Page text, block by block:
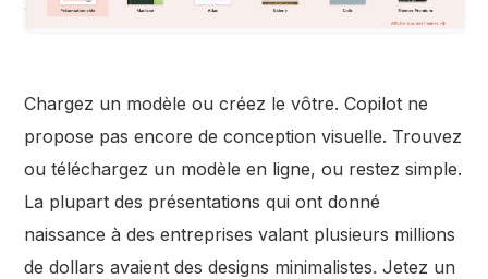
Chargez un modèle ou créez le vôtre. Copilot ne
propose pas encore de conception visuelle. Trouvez
ou téléchargez un modèle en ligne, ou restez simple.
La plupart des présentations qui ont donné
naissance à des entreprises valant plusieurs millions
de dollars avaient des designs minimalistes. Jetez un